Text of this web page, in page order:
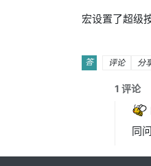
宏设置了超级
答 评论 分
1 评论
同